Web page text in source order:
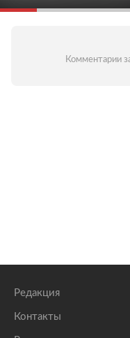
Комментарии
Редакция
Контакты